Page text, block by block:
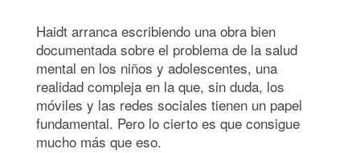
Haidt arranca escribiendo una obra bien
documentada sobre el problema de la salud
mental en los niños y adolescentes, una
realidad compleja en la que, sin duda, los
móviles y las redes sociales tienen un papel
fundamental. Pero lo cierto es que consigue
mucho más que eso.